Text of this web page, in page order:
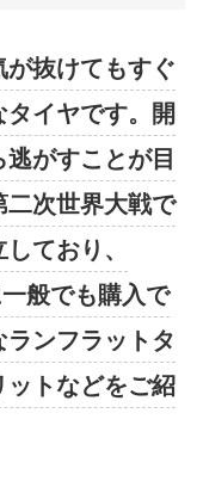
抜けてもすぐ
イヤです。開
がすことが目
二次世界大戦で
ており、
般でも購入で
ンフラットタ
ットなどをご紹